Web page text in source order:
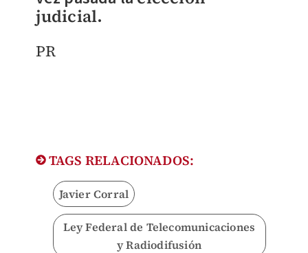
judicial.
PR
TAGS RELACIONADOS:
Javier Corral
Ley Federal de Telecomunicaciones
y Radiodifusión